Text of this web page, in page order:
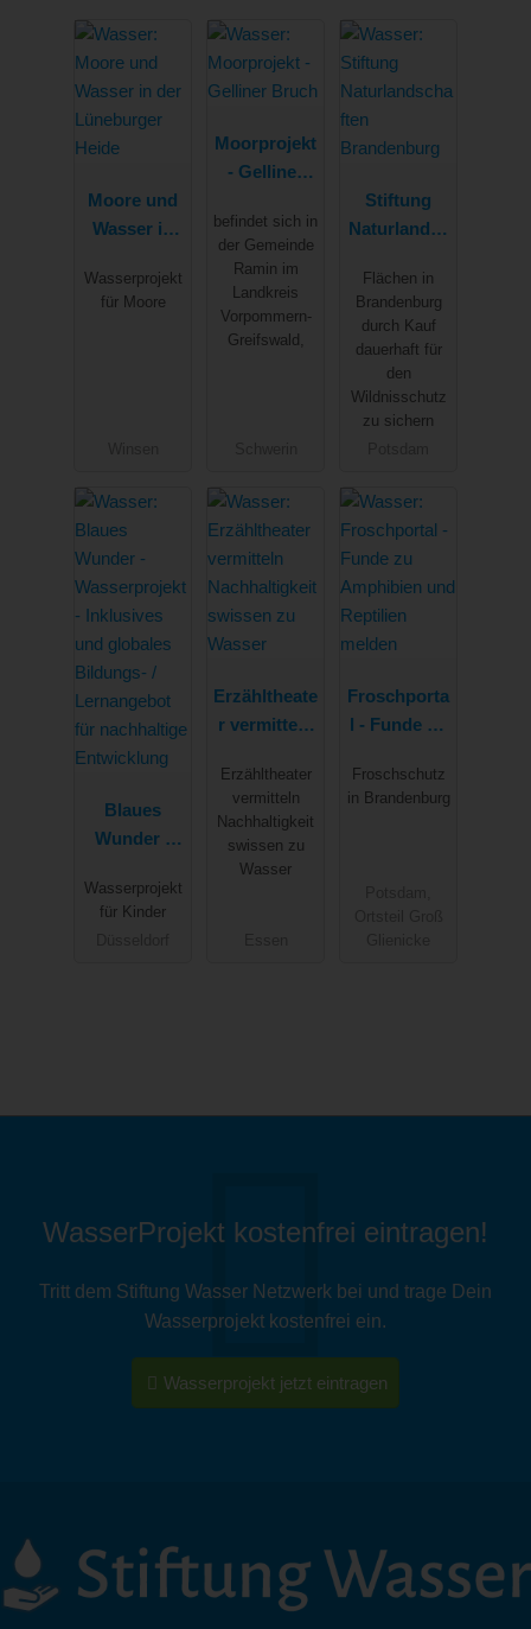
Moore und
Wasser in
Lüneburger
Heide
Wasserprojekt
für Moore
Moorprojekt
- Gelliner
befindet sich in
der Gemeinde
Ramin im
Landkreis
Vorpommern-
Greifswald,
Stiftung
Naturlandsc
Brandenbur
g
Flächen in
Brandenburg
durch Kauf
dauerhaft für
den
Wildnisschutz
zu sichern
Blaues
Wunder -
kt -
Inklusives
Entwicklung
Wasserprojekt
für Kinder
Erzähltheate
r vermitteln
eitswissen
zu Wasser
Erzähltheater
vermitteln
Nachhaltigkeit
swissen zu
Wasser
Froschporta
l - Funde zu
und
Reptilien
Froschschutz
in Brandenburg
WasserProjekt kostenfrei eintragen!
Tritt dem Stiftung Wasser Netzwerk bei und trage Dein
Wasserprojekt kostenfrei ein.
Wasserprojekt jetzt eintragen